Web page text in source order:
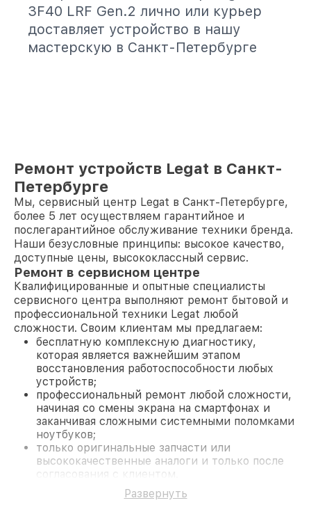
3F40 LRF Gen.2 лично или курьер
доставляет устройство в нашу
мастерскую в Санкт-Петербурге
Ремонт устройств Legat в Санкт-
Петербурге
Мы, сервисный центр Legat в Санкт-Петербурге,
более 5 лет осуществляем гарантийное и
послегарантийное обслуживание техники бренда.
Наши безусловные принципы: высокое качество,
доступные цены, высококлассный сервис.
Ремонт в сервисном центре
Квалифицированные и опытные специалисты
сервисного центра выполняют ремонт бытовой и
профессиональной техники Legat любой
сложности. Своим клиентам мы предлагаем:
бесплатную комплексную диагностику,
которая является важнейшим этапом
восстановления работоспособности любых
устройств;
профессиональный ремонт любой сложности,
начиная со смены экрана на смартфонах и
заканчивая сложными системными поломками
ноутбуков;
только оригинальные запчасти или
высококачественные аналоги и только после
согласования с клиентом.
На все работы и замененные комплектующие
предоставляется длительная гарантия. В случае
Развернуть